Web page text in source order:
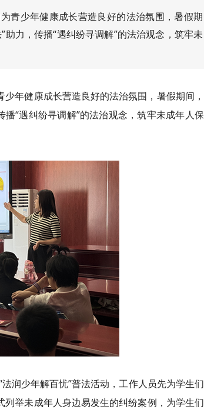
青少年健康成长营造良好的法治氛围，暑假期
力，传播“遇纠纷寻调解”的法治观念，筑牢未
年健康成长营造良好的法治氛围，暑假期间
“遇纠纷寻调解”的法治观念，筑牢未成年人
润少年解百忧”普法活动，工作人员先为学生
举未成年人身边易发生的纠纷案例，为学生